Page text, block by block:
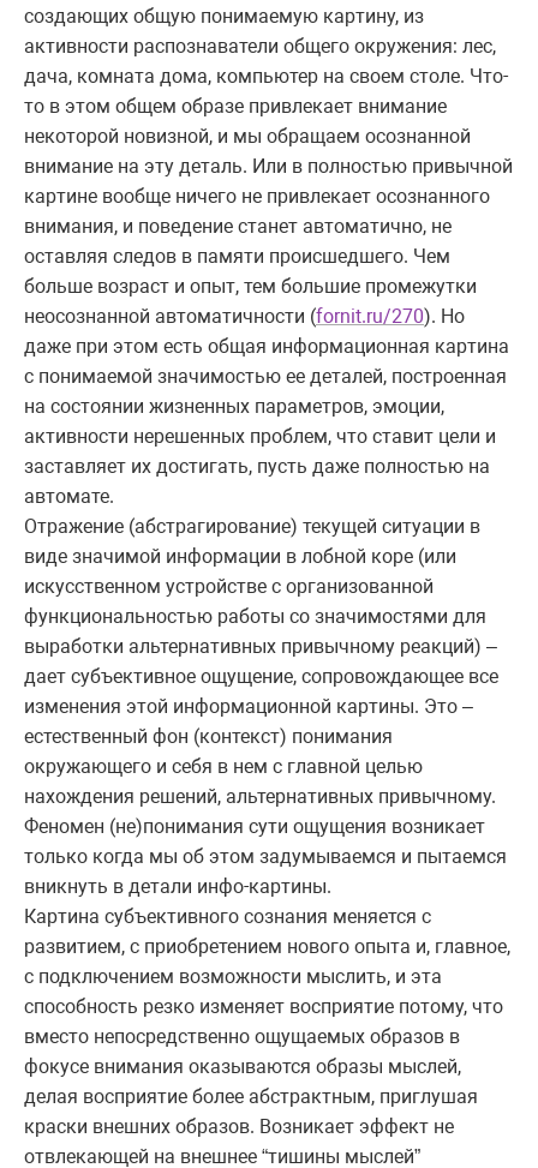
создающих общую понимаемую картину, из
активности распознаватели общего окружения: лес,
дача, комната дома, компьютер на своем столе. Что-
то в этом общем образе привлекает внимание
некоторой новизной, и мы обращаем осознанной
внимание на эту деталь. Или в полностью привычной
картине вообще ничего не привлекает осознанного
внимания, и поведение станет автоматично, не
оставляя следов в памяти происшедшего. Чем
больше возраст и опыт, тем большие промежутки
неосознанной автоматичности (fornit.ru/270). Но
даже при этом есть общая информационная картина
с понимаемой значимостью ее деталей, построенная
на состоянии жизненных параметров, эмоции,
активности нерешенных проблем, что ставит цели и
заставляет их достигать, пусть даже полностью на
автомате.
Отражение (абстрагирование) текущей ситуации в
виде значимой информации в лобной коре (или
искусственном устройстве с организованной
функциональностью работы со значимостями для
выработки альтернативных привычному реакций) –
дает субъективное ощущение, сопровождающее все
изменения этой информационной картины. Это –
естественный фон (контекст) понимания
окружающего и себя в нем с главной целью
нахождения решений, альтернативных привычному.
Феномен (не)понимания сути ощущения возникает
только когда мы об этом задумываемся и пытаемся
вникнуть в детали инфо-картины.
Картина субъективного сознания меняется с
развитием, с приобретением нового опыта и, главное,
с подключением возможности мыслить, и эта
способность резко изменяет восприятие потому, что
вместо непосредственно ощущаемых образов в
фокусе внимания оказываются образы мыслей,
делая восприятие более абстрактным, приглушая
краски внешних образов. Возникает эффект не
отвлекающей на внешнее “тишины мыслей”